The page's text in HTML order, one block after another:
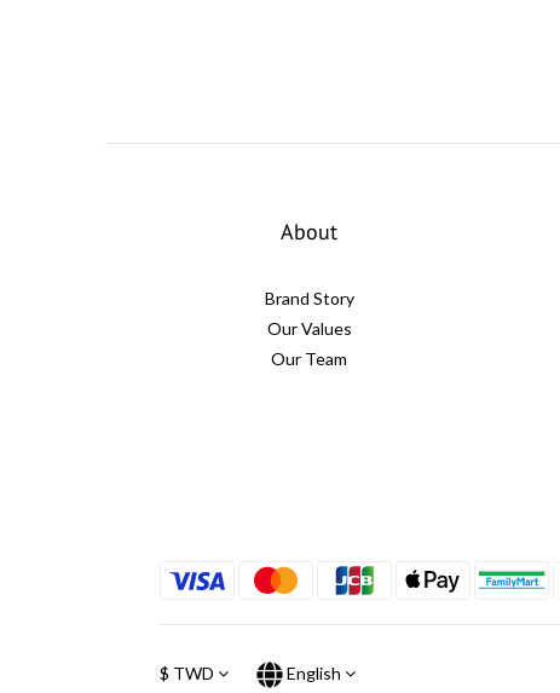
About
Brand Story
Our Values
Our Team
$ TWD English